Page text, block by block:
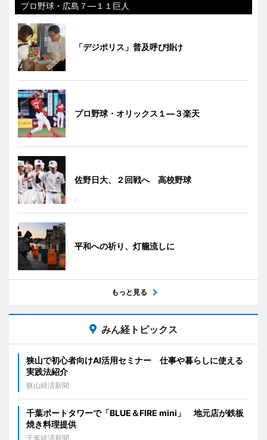
プロ野球・広島７―１１巨人
「デジポリス」普及呼び掛け
プロ野球・オリックス１―３楽天
佐野日大、２回戦へ 高校野球
平和への祈り、灯籠流しに
もっと見る
みん経トピックス
狭山で初心者向けAI活用セミナー 仕事や暮らしに使える
実践法紹介
狭山経済新聞
千葉ポートタワーで「BLUE＆FIRE mini」 地元店が鉄板
焼き料理提供
千葉経済新聞